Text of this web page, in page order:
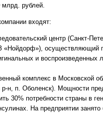
млрд. рублей.
входят:
центр (Санкт-
«Нойдорф»), осуществляющий
и воспроизведенных
комплекс в Московской
р-н, п. Оболенск). Мощности
30% потребности страны в
На предприятии занято